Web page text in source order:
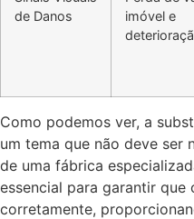
de Danos
imóvel e
Como podemos ver, a
um tema que não deve ser
de uma fábrica
essencial para garantir que
corretamente,